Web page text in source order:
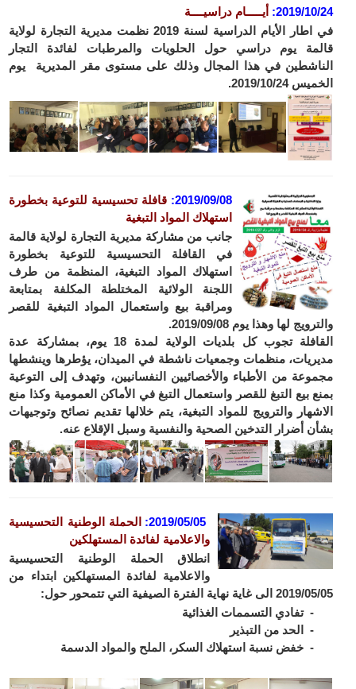
2019/10/24
: أيـــــام دراسيــــة
في اطار الأيام الدراسية لسنة 2019 نظمت مديرية التجارة لولاية
قالمة يوم دراسي حول الحلويات والمرطبات لفائدة التجار
الناشطين في هذا المجال وذلك على مستوى مقر المديرية يوم
الخميس 2019/10/24.
2019/09/08
: قافلة تحسيسية للتوعية بخطورة
استهلاك المواد التبغية
جانب من مشاركة مديرية التجارة لولاية قالمة
في القافلة التحسيسية للتوعية بخطورة
استهلاك المواد التبغية، المنظمة من طرف
اللجنة الولائية المختلطة المكلفة بمتابعة
ومراقبة بيع واستعمال المواد التبغية للقصر
والترويج لها وهذا يوم 2019/09/08.
القافلة تجوب كل بلديات الولاية لمدة 18 يوم، بمشاركة عدة
مديريات، منظمات وجمعيات ناشطة في الميدان، يؤطرها وينشطها
مجموعة من الأطباء والأخصائيين النفسانيين، وتهدف إلى التوعية
بمنع بيع التبغ للقصر واستعمال التبغ في الأماكن العمومية وكذا منع
الاشهار والترويج للمواد التبغية، يتم خلالها تقديم نصائح وتوجيهات
بشأن أضرار التدخين الصحية والنفسية وسبل الإقلاع عنه.
2019/05/05
: الحملة الوطنية التحسيسية
والاعلامية لفائدة المستهلكين
انطلاق الحملة الوطنية التحسيسية
والاعلامية لفائدة المستهلكين ابتداء من
2019/05/05 الى غاية نهاية الفترة الصيفية التي تتمحور حول:
- تفادي التسممات الغذائية
- الحد من التبذير
- خفض نسبة استهلاك السكر، الملح والمواد الدسمة